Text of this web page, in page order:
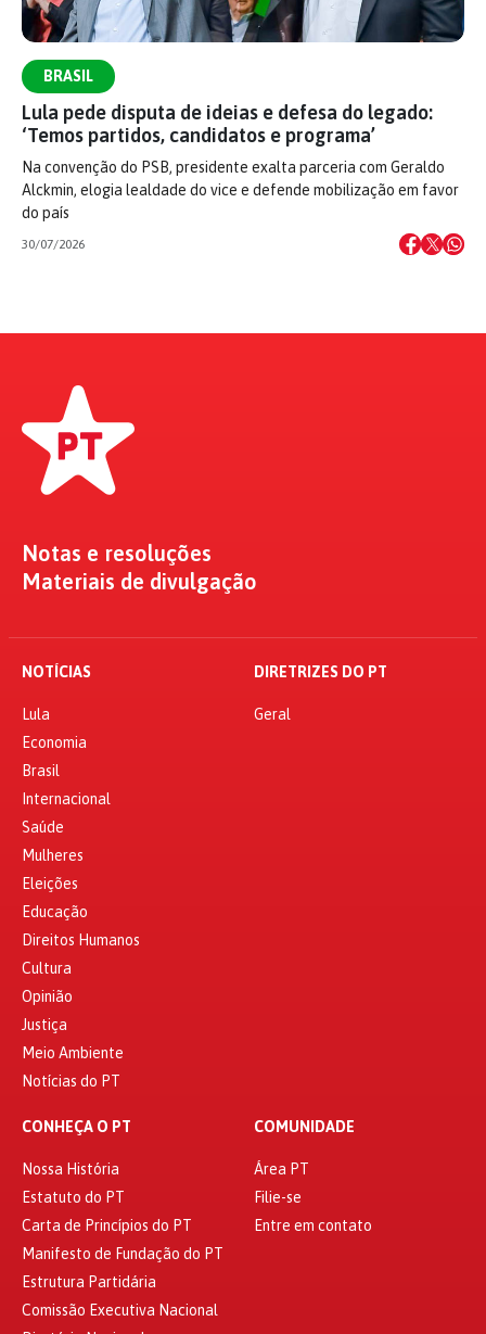
BRASIL
Lula pede disputa de ideias e defesa do legado:
‘Temos partidos, candidatos e programa’
Na convenção do PSB, presidente exalta parceria com Geraldo
Alckmin, elogia lealdade do vice e defende mobilização em favor
do país
30/07/2026
Notas e resoluções
Materiais de divulgação
NOTÍCIAS
Lula
Economia
Brasil
Internacional
Saúde
Mulheres
Eleições
Educação
Direitos Humanos
Cultura
Opinião
Justiça
Meio Ambiente
Notícias do PT
DIRETRIZES DO PT
Geral
CONHEÇA O PT
Nossa História
Estatuto do PT
Carta de Princípios do PT
Manifesto de Fundação do PT
Estrutura Partidária
Comissão Executiva Nacional
COMUNIDADE
Área PT
Filie-se
Entre em contato